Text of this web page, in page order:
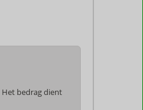
Het bedrag dient